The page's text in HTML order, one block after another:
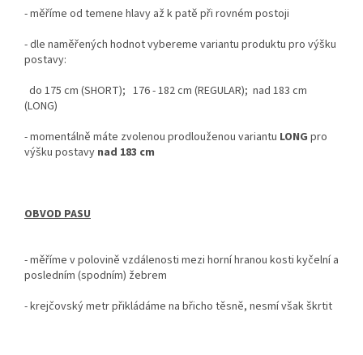
- měříme od temene hlavy až k patě při rovném postoji
-dle naměřených hodnot vybereme variantu produktu pro výšku
postavy:
do 175 cm (SHORT); 176 - 182 cm (REGULAR); nad 183 cm
(LONG)
-momentálně máte zvolenou prodlouženou variantu LONG pro
výšku postavy nad 183 cm
OBVOD PASU
- měříme v polovině vzdálenosti mezi horní hranou kosti kyčelní a
posledním (spodním) žebrem
- krejčovský metrpřikládáme na břicho těsně, nesmí však škrtit